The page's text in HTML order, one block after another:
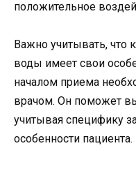
положительное
Важно учитывать, что
воды имеет свои
началом приема
врачом. Он поможет
учитывая специфику
особенности пациента.